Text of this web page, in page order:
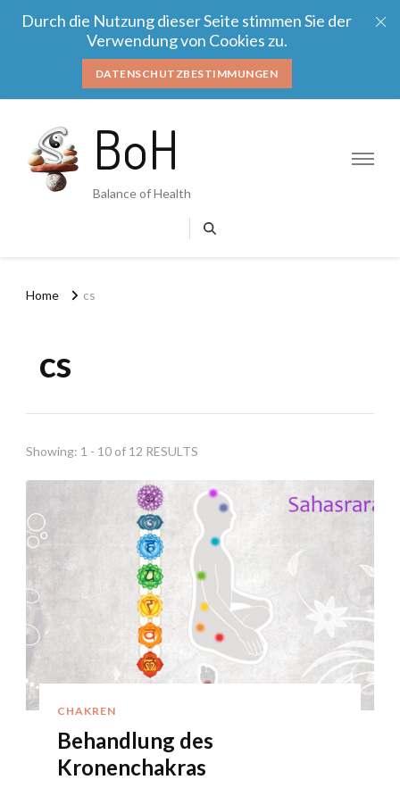
Durch die Nutzung dieser Seite stimmen Sie der
Verwendung von Cookies zu.
DATENSCHUTZBESTIMMUNGEN
BoH
Balance of Health
Home cs
cs
Showing: 1 - 10 of 12 RESULTS
CHAKREN
Behandlung des
Kronenchakras